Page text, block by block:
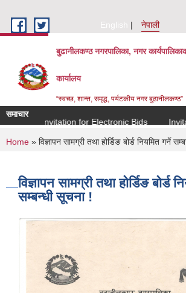
English
नेपाली
बुढानीलकण्ठ नगरपालिका, नगर
कार्यालय
“स्वच्छ, शान्त, समृद्ध, पर्यटकीय नगर बुढानीलकण्ठ”
समाचार
Invitation for Electronic Bids
You are here
Home » विज्ञापन सामग्री तथा होर्डिङ बोर्ड नियमित गर्ने
विज्ञापन सामग्री तथा होर्डिङ बोर्ड
सम्बन्धी सूचना !